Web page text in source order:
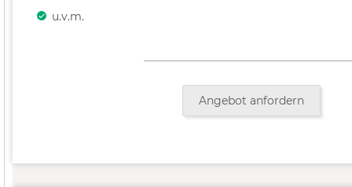
u.v.m.
Angebot anfordern